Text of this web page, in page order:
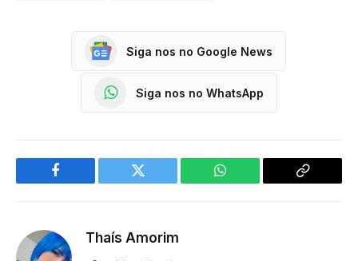
Siga nos no Google News
Siga nos no WhatsApp
Facebook Twitter WhatsApp
Copy
Thaís Amorim